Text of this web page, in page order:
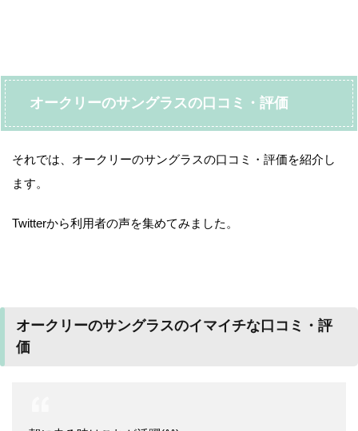
オークリーのサングラスの口コミ・評価
それでは、オークリーのサングラスの口コミ・評価を紹介し
ます。
Twitterから利用者の声を集めてみました。
オークリーのサングラスのイマイチな口コミ・評
価